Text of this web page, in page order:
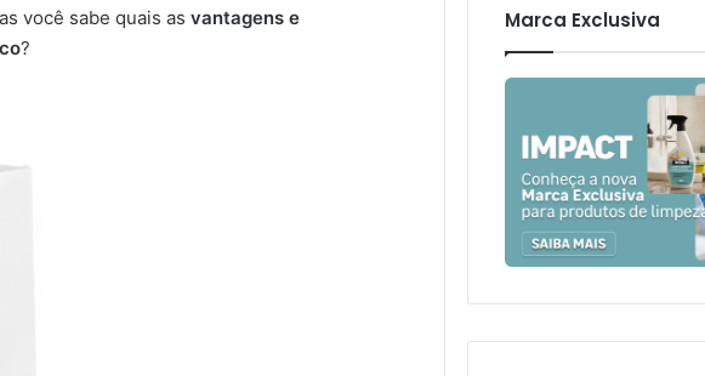
você sabe quais as vantagens e
?
Marca Exclusiva